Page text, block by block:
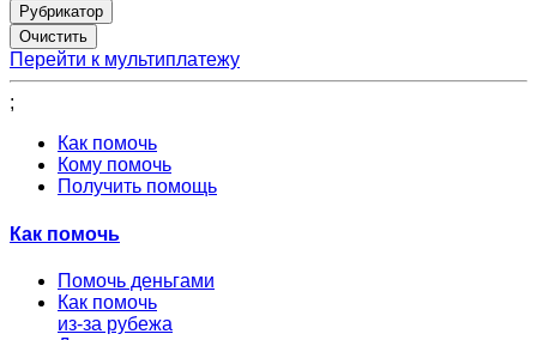
Рубрикатор
Перейти к мультиплатежу
;
Как помочь
Кому помочь
Получить помощь
Как помочь
Помочь деньгами
Как помочь
из-за рубежа